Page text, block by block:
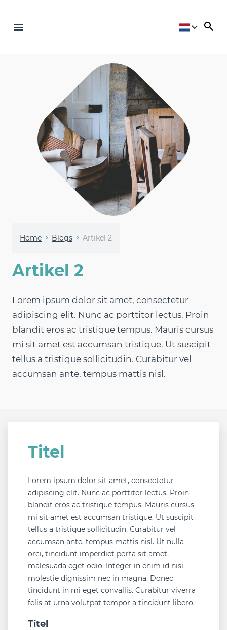
Home Blogs Artikel 2
Artikel 2
Lorem ipsum dolor sit amet, consectetur
adipiscing elit. Nunc ac porttitor lectus. Proin
blandit eros ac tristique tempus. Mauris cursus
mi sit amet est accumsan tristique. Ut suscipit
tellus a tristique sollicitudin. Curabitur vel
accumsan ante, tempus mattis nisl.
Titel
Lorem ipsum dolor sit amet, consectetur
adipiscing elit. Nunc ac porttitor lectus. Proin
blandit eros ac tristique tempus. Mauris cursus
mi sit amet est accumsan tristique. Ut suscipit
tellus a tristique sollicitudin. Curabitur vel
accumsan ante, tempus mattis nisl. Ut nulla
orci, tincidunt imperdiet porta sit amet,
malesuada eget odio. Integer in enim id nisi
molestie dignissim nec in magna. Donec
tincidunt in mi eget convallis. Curabitur viverra
felis at urna volutpat tempor a tincidunt libero.
Titel